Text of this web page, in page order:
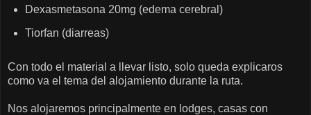
Dexasmetasona 20mg (edema cerebral)
Tiorfan (diarreas)
Con todo el material a llevar listo, solo queda explicaros
como va el tema del alojamiento durante la ruta.
Nos alojaremos principalmente en lodges, casas con